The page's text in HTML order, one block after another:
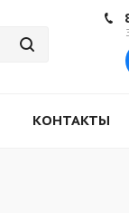
КОНТАКТЫ